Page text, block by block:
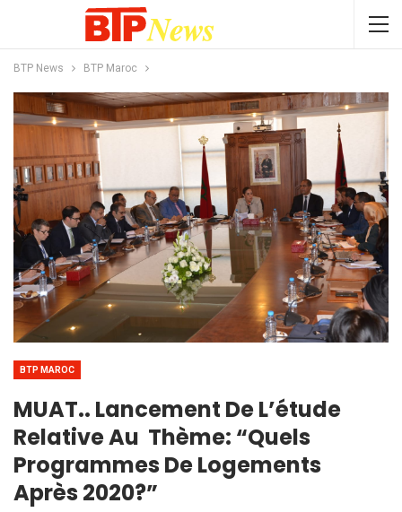
BTP News BTP Maroc
BTP MAROC
MUAT.. Lancement De L’étude
Relative Au Thème: “Quels
Programmes De Logements
Après 2020?”